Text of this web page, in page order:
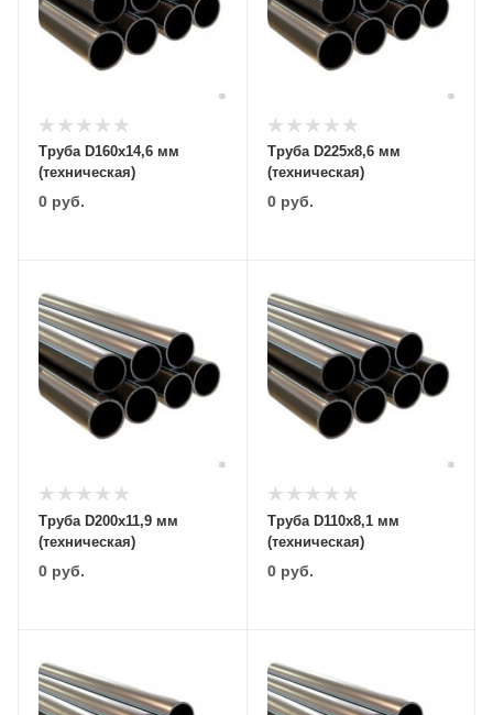
Труба D160х14,6 мм
(техническая)
0 руб.
Труба D225х8,6 мм
(техническая)
0руб.
Труба D200х11,9 мм
(техническая)
0 руб.
Труба D110х8,1 мм
(техническая)
0руб.